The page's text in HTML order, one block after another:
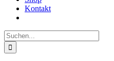
Kontakt
Suche
nach: